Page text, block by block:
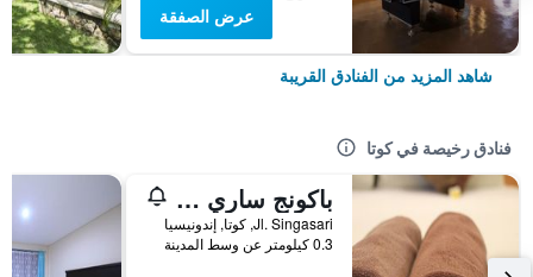
عرض الصفقة
شاهد المزيد من الفنادق القريبة
فنادق رخيصة في كوتا
باكونج ساري ريزورت آند سبا
Jl. Singasari, كوتا, إندونيسيا
0.3 كيلومتر عن وسط المدينة